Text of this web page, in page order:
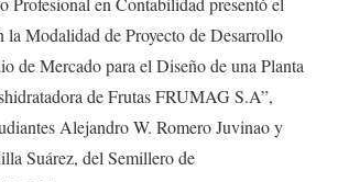
Modalidad de Proyecto de Desarrollo
de Mercado para el Diseño de una Planta
de Frutas FRUMAG S.A”,
Alejandro W. Romero Juvinao y
Suárez, del Semillero de